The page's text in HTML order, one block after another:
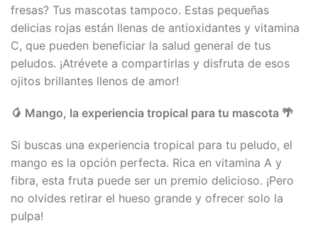
fresas? Tus mascotas tampoco. Estas pequeñas
delicias rojas están llenas de antioxidantes y vitamina
C, que pueden beneficiar la salud general de tus
peludos. ¡Atrévete a compartirlas y disfruta de esos
ojitos brillantes llenos de amor!
🥭 Mango, la experiencia tropical para tu mascota 🌴
Si buscas una experiencia tropical para tu peludo, el
mango es la opción perfecta. Rica en vitamina A y
fibra, esta fruta puede ser un premio delicioso. ¡Pero
no olvides retirar el hueso grande y ofrecer solo la
pulpa!